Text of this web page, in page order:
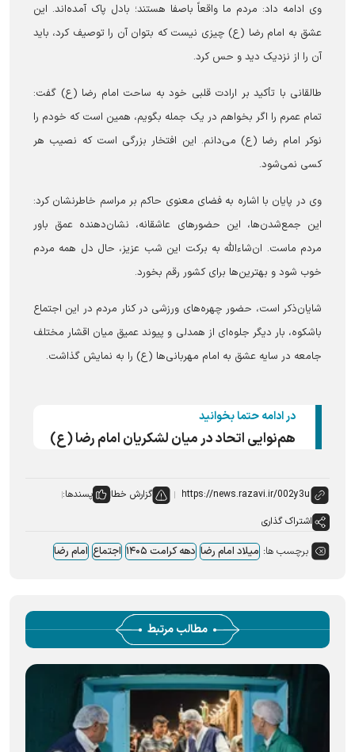
وی ادامه داد: مردم ما واقعاً باصفا هستند؛ بادل پاک آمده‌اند. این
عشق به امام رضا (ع) چیزی نیست که بتوان آن را توصیف کرد، باید
آن را از نزدیک دید و حس کرد.
طالقانی با تأکید بر ارادت قلبی خود به ساحت امام رضا (ع) گفت:
تمام عمرم را اگر بخواهم در یک جمله بگویم، همین است که خودم را
نوکر امام رضا (ع) می‌دانم. این افتخار بزرگی است که نصیب هر
کسی نمی‌شود.
وی در پایان با اشاره به فضای معنوی حاکم بر مراسم خاطرنشان کرد:
این جمع‌شدن‌ها، این حضور‌های عاشقانه، نشان‌دهنده عمق باور
مردم ماست. ان‌شاءالله به برکت این شب عزیز، حال دل همه مردم
خوب شود و بهترین‌ها برای کشور رقم بخورد.
شایان‌ذکر است، حضور چهره‌های ورزشی در کنار مردم در این اجتماع
باشکوه، بار دیگر جلوه‌ای از همدلی و پیوند عمیق میان اقشار مختلف
جامعه در سایه عشق به امام مهربانی‌ها (ع) را به نمایش گذاشت.
در ادامه حتما بخوانید
هم‌نوایی اتحاد در میان لشکریان امام رضا (ع)
گزارش خطا
پسندها:
اشتراک گذاری
برچسب ها: میلاد امام رضا دهه کرامت ۱۴۰۵ اجتماع امام رضا
مطالب مرتبط